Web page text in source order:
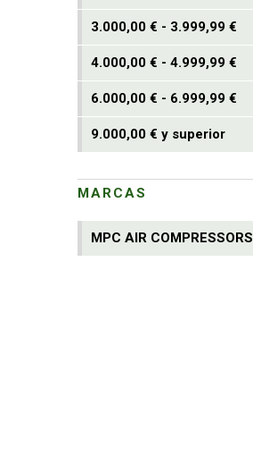
3.000,00 € - 3.999,99 €
4.000,00 € - 4.999,99 €
6.000,00 € - 6.999,99 €
9.000,00 € y superior
MARCAS
MPC AIR COMPRESSORS